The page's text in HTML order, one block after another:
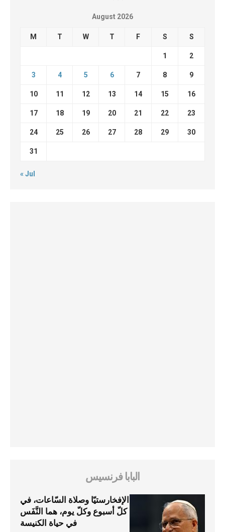
August 2026
M T W T F S S
1 2
3 4 5 6 7 8 9
10 11 12 13 14 15 16
17 18 19 20 21 22 23
24 25 26 27 28 29 30
31
« Jul
البابا فرنسيس
الإفخارستيّا وصلاة السّاعات، في
كلّ أسبوع وكلّ يوم، هما النَّفَس
في حياة الكنيسة